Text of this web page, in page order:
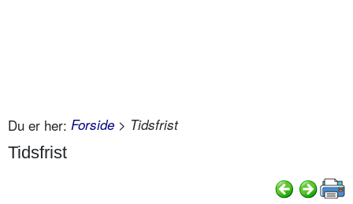
Du er her: Forside > Tidsfrist
Tidsfrist